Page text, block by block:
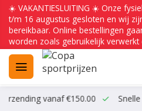
☀️ VAKANTIESLUITING ☀️ Onze
t/m 16 augustus gesloten en wij
bereikbaar. Online bestellingen
worden zoals gebruikelijk verwerkt
vanaf €150.00 Snelle